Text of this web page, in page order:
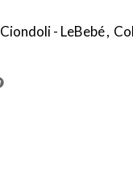
Ciondoli - LeBebé,